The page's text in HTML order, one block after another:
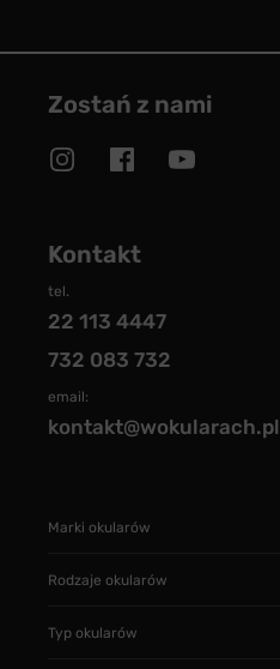
Zostań z nami
Kontakt
tel.
22 113 4447
732 083 732
email:
kontakt@wokularach.pl
Marki okularów
Rodzaje okularów
Typ okularów